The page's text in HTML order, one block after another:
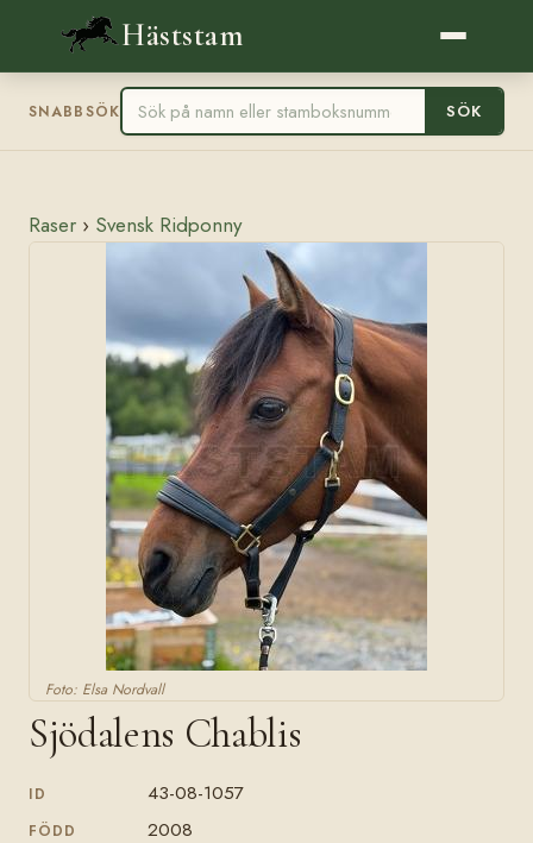
Häststam
SNABBSÖK SÖK
Raser › Svensk Ridponny
Foto: Elsa Nordvall
Sjödalens Chablis
ID 43-08-1057
FÖDD 2008